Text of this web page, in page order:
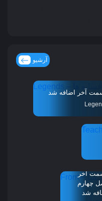
آرشیو
آخر اضافه شد
آخر
چهارم
شد